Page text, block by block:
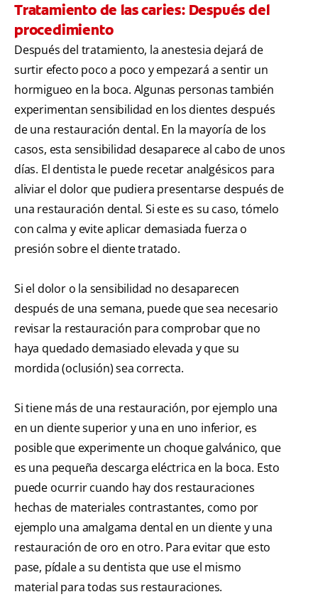
Tratamiento de las caries: Después del
procedimiento
Después del tratamiento, la anestesia dejará de
surtir efecto poco a poco y empezará a sentir un
hormigueo en la boca. Algunas personas también
experimentan sensibilidad en los dientes después
de una restauración dental. En la mayoría de los
casos, esta sensibilidad desaparece al cabo de unos
días. El dentista le puede recetar analgésicos para
aliviar el dolor que pudiera presentarse después de
una restauración dental. Si este es su caso, tómelo
con calma y evite aplicar demasiada fuerza o
presión sobre el diente tratado.
Si el dolor o la sensibilidad no desaparecen
después de una semana, puede que sea necesario
revisar la restauración para comprobar que no
haya quedado demasiado elevada y que su
mordida (oclusión) sea correcta.
Si tiene más de una restauración, por ejemplo una
en un diente superior y una en uno inferior, es
posible que experimente un choque galvánico, que
es una pequeña descarga eléctrica en la boca. Esto
puede ocurrir cuando hay dos restauraciones
hechas de materiales contrastantes, como por
ejemplo una amalgama dental en un diente y una
restauración de oro en otro. Para evitar que esto
pase, pídale a su dentista que use el mismo
material para todas sus restauraciones.